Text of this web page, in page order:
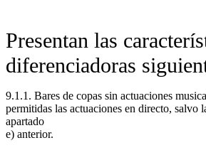
Presentan las
diferenciadoras
9.1.1. Bares de copas sin actuaciones
permitidas las actuaciones en directo, salvo
apartado
e) anterior.